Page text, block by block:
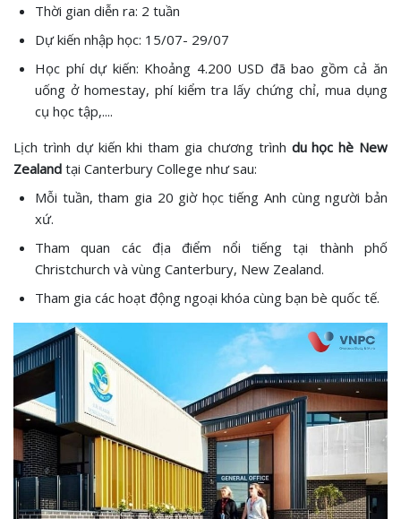
Thời gian diễn ra: 2 tuần
Dự kiến nhập học: 15/07- 29/07
Học phí dự kiến: Khoảng 4.200 USD đã bao gồm cả ăn
uống ở homestay, phí kiểm tra lấy chứng chỉ, mua dụng
cụ học tập,....
Lịch trình dự kiến khi tham gia chương trình du học hè New
Zealand tại Canterbury College như sau:
Mỗi tuần, tham gia 20 giờ học tiếng Anh cùng người bản
xứ.
Tham quan các địa điểm nổi tiếng tại thành phố
Christchurch và vùng Canterbury, New Zealand.
Tham gia các hoạt động ngoại khóa cùng bạn bè quốc tế.